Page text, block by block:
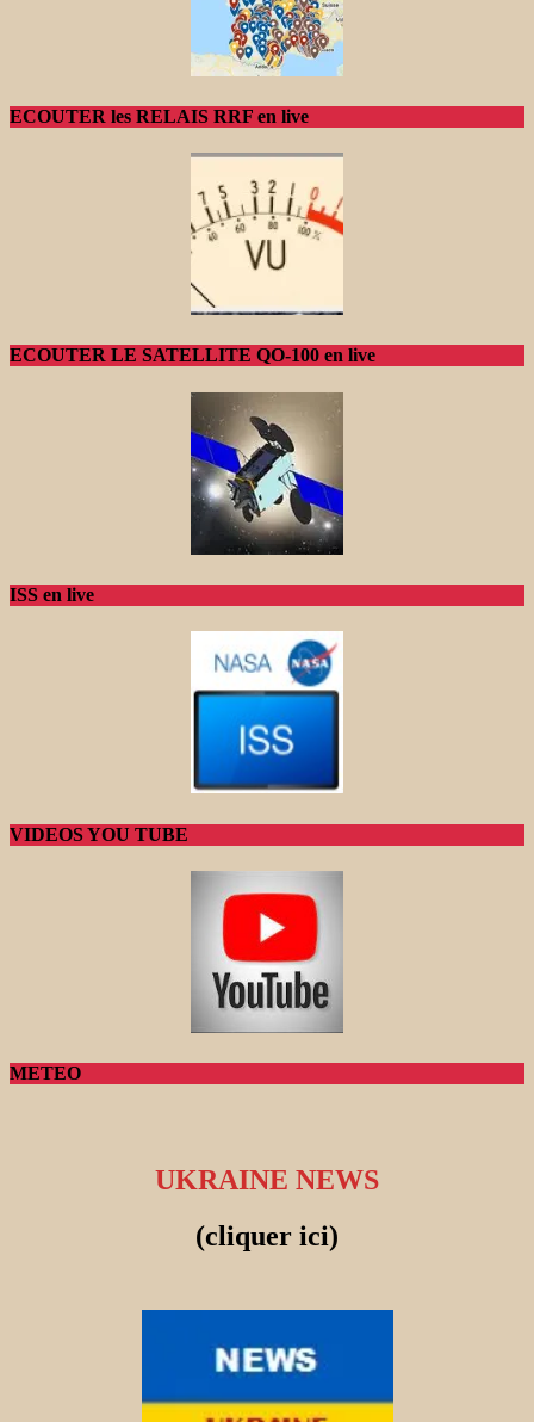
ECOUTER les RELAIS RRF en live
ECOUTER LE SATELLITE QO-100 en live
ISS en live
VIDEOS YOU TUBE
METEO
UKRAINE NEWS
(cliquer ici)